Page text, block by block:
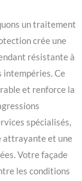
un traitement
crée une
résistante à
intempéries. Ce
et renforce la
spécialisés,
attrayante et une
Votre façade
les conditions